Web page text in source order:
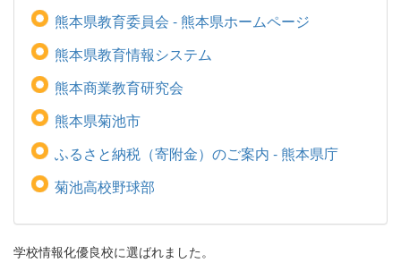
熊本県教育委員会 - 熊本県ホームページ
熊本県教育情報システム
熊本商業教育研究会
熊本県菊池市
ふるさと納税（寄附金）のご案内 - 熊本県庁
菊池高校野球部
学校情報化優良校に選ばれました。